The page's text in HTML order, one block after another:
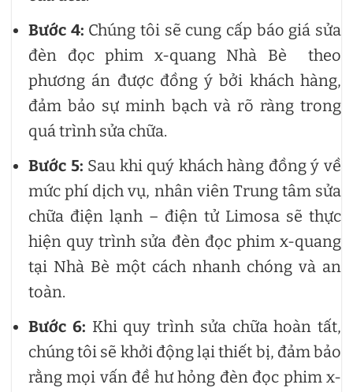
Bước 4: Chúng tôi sẽ cung cấp báo giá sửa
đèn đọc phim x-quang Nhà Bè theo
phương án được đồng ý bởi khách hàng,
đảm bảo sự minh bạch và rõ ràng trong
quá trình sửa chữa.
Bước 5: Sau khi quý khách hàng đồng ý về
mức phí dịch vụ, nhân viên Trung tâm sửa
chữa điện lạnh – điện tử Limosa sẽ thực
hiện quy trình sửa đèn đọc phim x-quang
tại Nhà Bè một cách nhanh chóng và an
toàn.
Bước 6: Khi quy trình sửa chữa hoàn tất,
chúng tôi sẽ khởi động lại thiết bị, đảm bảo
rằng mọi vấn đề hư hỏng đèn đọc phim x-